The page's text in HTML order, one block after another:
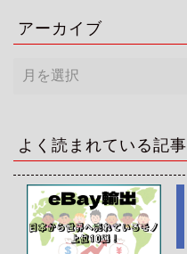
アーカイブ
ー
ブ
よく読まれている記事